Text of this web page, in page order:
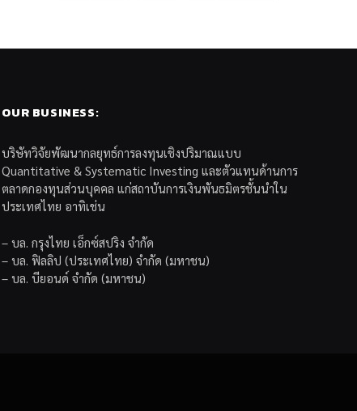
OUR BUSINESS:
บริษัทวิจัยพัฒนากลยุทธ์การลงทุนเชิงปริมาณแบบ
Quantitative & Systematic Investing และตัวแทนด้านการ
ตลาดกองทุนส่วนบุคคล แก่สถาบันการเงินพันธมิตรชั้นนำใน
ประเทศไทย อาทิเช่น
– บล. กรุงไทย เอ็กซ์สปริง จำกัด
– บล. ฟิลลิป (ประเทศไทย) จำกัด (มหาชน)
– บล. บียอนด์ จำกัด (มหาชน)